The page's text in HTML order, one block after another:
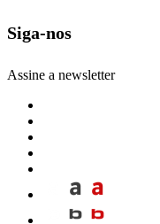
Siga-nos
Assine a newsletter